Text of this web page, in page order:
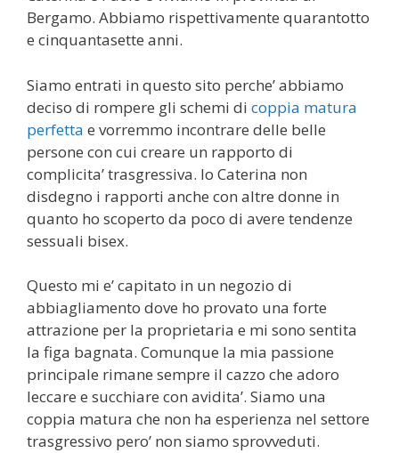
Bergamo. Abbiamo rispettivamente quarantotto
e cinquantasette anni.
Siamo entrati in questo sito perche’ abbiamo
deciso di rompere gli schemi di coppia matura
perfetta e vorremmo incontrare delle belle
persone con cui creare un rapporto di
complicita’ trasgressiva. Io Caterina non
disdegno i rapporti anche con altre donne in
quanto ho scoperto da poco di avere tendenze
sessuali bisex.
Questo mi e’ capitato in un negozio di
abbiagliamento dove ho provato una forte
attrazione per la proprietaria e mi sono sentita
la figa bagnata. Comunque la mia passione
principale rimane sempre il cazzo che adoro
leccare e succhiare con avidita’. Siamo una
coppia matura che non ha esperienza nel settore
trasgressivo pero’ non siamo sprovveduti.